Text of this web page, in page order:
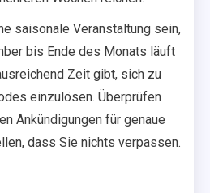
saisonale Veranstaltung sein,
bis Ende des Monats läuft
Zeit gibt, sich zu
einzulösen. Überprüfen
Ankündigungen für genaue
dass Sie nichts verpassen.